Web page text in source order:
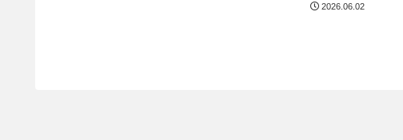
2026.06.02